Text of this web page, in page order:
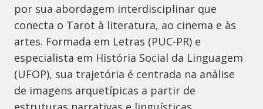
por sua abordagem interdisciplinar que
conecta o Tarot à literatura, ao cinema e às
artes. Formada em Letras (PUC-PR) e
especialista em História Social da Linguagem
(UFOP), sua trajetória é centrada na análise
de imagens arquetípicas a partir de